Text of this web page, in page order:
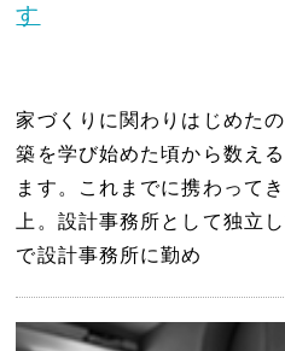
す
家づくりに関わりはじめた
築を学び始めた頃から数え
ます。これまでに携わって
上。設計事務所として独立
で設計事務所に勤め